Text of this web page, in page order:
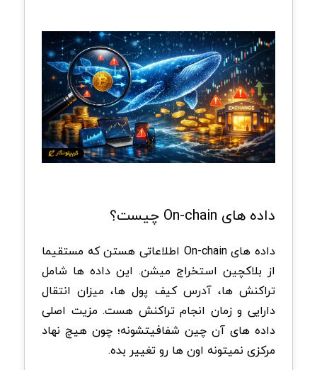
داده های On-chain چیست؟
داده های On-chain اطلاعاتی هستن که مستقیما
از بلاکچین استخراج میشن. این داده ها شامل
تراکنش ها، آدرس کیف پول ها، میزان انتقال
دارایی و زمان انجام تراکنش هست. مزیت اصلی
داده های آن چین شفافیتشونه؛ چون هیچ نهاد
مرکزی نمیتونه اون ها رو تغییر بده.